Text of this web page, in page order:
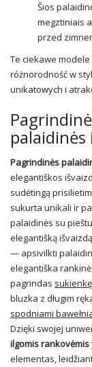
Šios
megztiniais
przed
Te ciekawe
różnorodność w
unikatowych i
Pagrindinės
elegantiškos
sudėtingą
sukurta unikali ir
palaidinės su
elegantišką
— apsivilkti
elegantiška
pagrindas sukienkę
bluzka z długim
spodniami
Dzięki swojej
ilgomis rankovėmis
elementas,